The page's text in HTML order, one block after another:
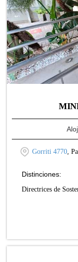
Gorriti 4770,
Distinciones:
Directrices de